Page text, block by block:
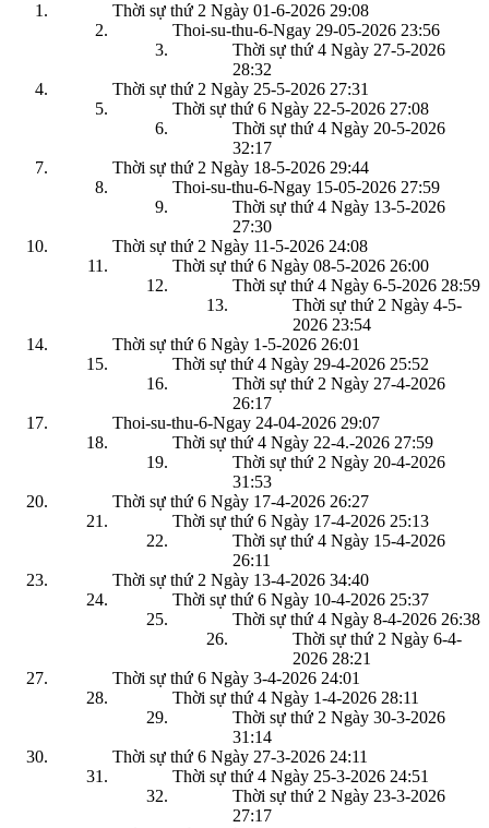
Thời sự thứ 2 Ngày 01-6-2026 29:08
Thoi-su-thu-6-Ngay 29-05-2026 23:56
Thời sự thứ 4 Ngày 27-5-2026
28:32
Thời sự thứ 2 Ngày 25-5-2026 27:31
Thời sự thứ 6 Ngày 22-5-2026 27:08
Thời sự thứ 4 Ngày 20-5-2026
32:17
Thời sự thứ 2 Ngày 18-5-2026 29:44
Thoi-su-thu-6-Ngay 15-05-2026 27:59
Thời sự thứ 4 Ngày 13-5-2026
27:30
Thời sự thứ 2 Ngày 11-5-2026 24:08
Thời sự thứ 6 Ngày 08-5-2026 26:00
Thời sự thứ 4 Ngày 6-5-2026 28:59
Thời sự thứ 2 Ngày 4-5-
2026 23:54
Thời sự thứ 6 Ngày 1-5-2026 26:01
Thời sự thứ 4 Ngày 29-4-2026 25:52
Thời sự thứ 2 Ngày 27-4-2026
26:17
Thoi-su-thu-6-Ngay 24-04-2026 29:07
Thời sự thứ 4 Ngày 22-4.-2026 27:59
Thời sự thứ 2 Ngày 20-4-2026
31:53
Thời sự thứ 6 Ngày 17-4-2026 26:27
Thời sự thứ 6 Ngày 17-4-2026 25:13
Thời sự thứ 4 Ngày 15-4-2026
26:11
Thời sự thứ 2 Ngày 13-4-2026 34:40
Thời sự thứ 6 Ngày 10-4-2026 25:37
Thời sự thứ 4 Ngày 8-4-2026 26:38
Thời sự thứ 2 Ngày 6-4-
2026 28:21
Thời sự thứ 6 Ngày 3-4-2026 24:01
Thời sự thứ 4 Ngày 1-4-2026 28:11
Thời sự thứ 2 Ngày 30-3-2026
31:14
Thời sự thứ 6 Ngày 27-3-2026 24:11
Thời sự thứ 4 Ngày 25-3-2026 24:51
Thời sự thứ 2 Ngày 23-3-2026
27:17